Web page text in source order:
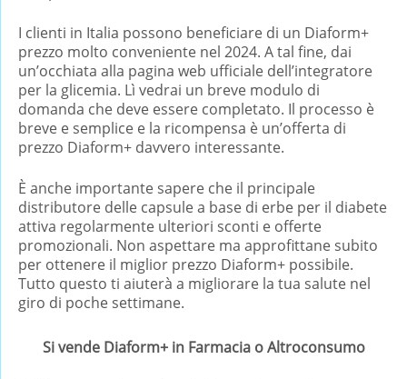
I clienti in Italia possono beneficiare di un Diaform+
prezzo molto conveniente nel 2024. A tal fine, dai
un’occhiata alla pagina web ufficiale dell’integratore
per la glicemia. Lì vedrai un breve modulo di
domanda che deve essere completato. Il processo è
breve e semplice e la ricompensa è un’offerta di
prezzo Diaform+ davvero interessante.
È anche importante sapere che il principale
distributore delle capsule a base di erbe per il diabete
attiva regolarmente ulteriori sconti e offerte
promozionali. Non aspettare ma approfittane subito
per ottenere il miglior prezzo Diaform+ possibile.
Tutto questo ti aiuterà a migliorare la tua salute nel
giro di poche settimane.
Si vende Diaform+ in Farmacia o Altroconsumo